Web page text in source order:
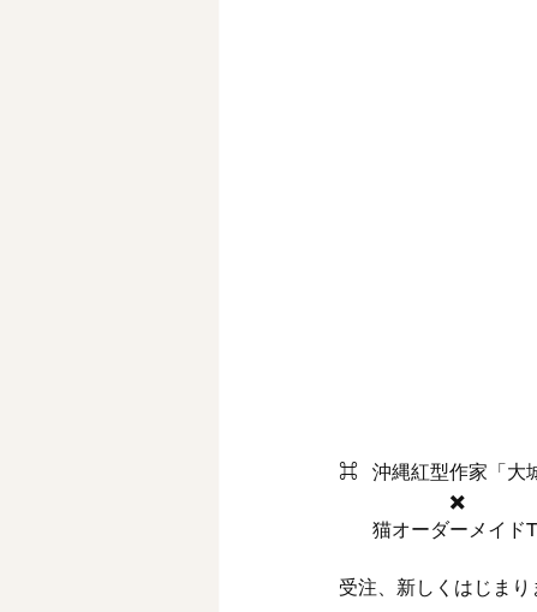
⌘   沖縄紅型作家「大
                       ✖️
猫オーダーメ
受注、新しくはじまり